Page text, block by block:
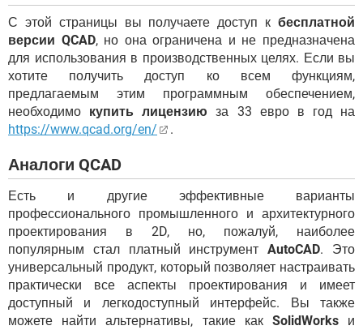
С этой страницы вы получаете доступ к бесплатной
версии QCAD, но она ограничена и не предназначена
для использования в производственных целях. Если вы
хотите получить доступ ко всем функциям,
предлагаемым этим программным обеспечением,
необходимо купить лицензию за 33 евро в год на
https://www.qcad.org/en/
.
Аналоги QCAD
Есть и другие эффективные варианты
профессионального промышленного и архитектурного
проектирования в 2D, но, пожалуй, наиболее
популярным стал платный инструментAutoCAD. Это
универсальный продукт, который позволяет настраивать
практически все аспекты проектирования и имеет
доступный и легкодоступный интерфейс. Вы также
можете найти альтернативы, такие как SolidWorksи